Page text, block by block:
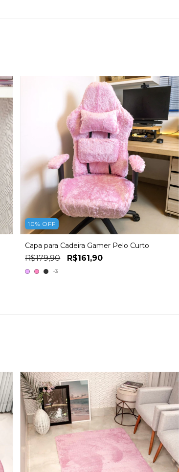
10% OFF
Capa para Cadeira Gamer Pelo Curto
R$179,90 R$161,90
+3